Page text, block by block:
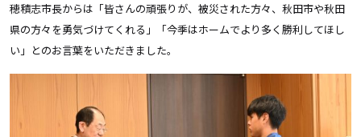
穂積志市長からは「皆さんの頑張りが、被災された方々、秋田市や秋田
県の方々を勇気づけてくれる」「今季はホームでより多く勝利してほし
い」とのお言葉をいただきました。